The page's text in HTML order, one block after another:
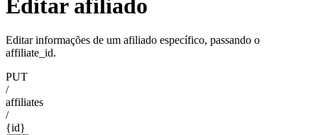
Editar afiliado
Editar informações de um afiliado específico, passando o
affiliate_id.
PUT
/
affiliates
/
{id}